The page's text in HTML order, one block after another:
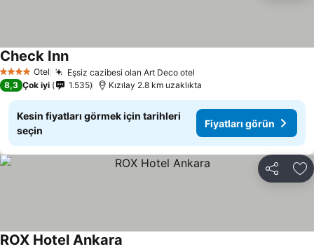
4 Yıldız Otel Eşsiz cazibesi olan Art Deco otel
Check Inn
8,3 Çok iyi 1.535 Kızılay 2.8 km uzaklıkta
Kesin fiyatları görmek için tarihleri
seçin
Fiyatları görün
Paylaş
ROX Hotel Ankara